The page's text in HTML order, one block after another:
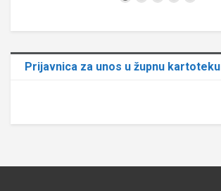
Prijavnica za unos u župnu kartoteku